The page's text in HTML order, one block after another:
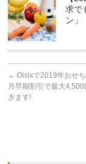
求で
ン」
← Oisixで2019年おせ
月早期割引で最大
きます!